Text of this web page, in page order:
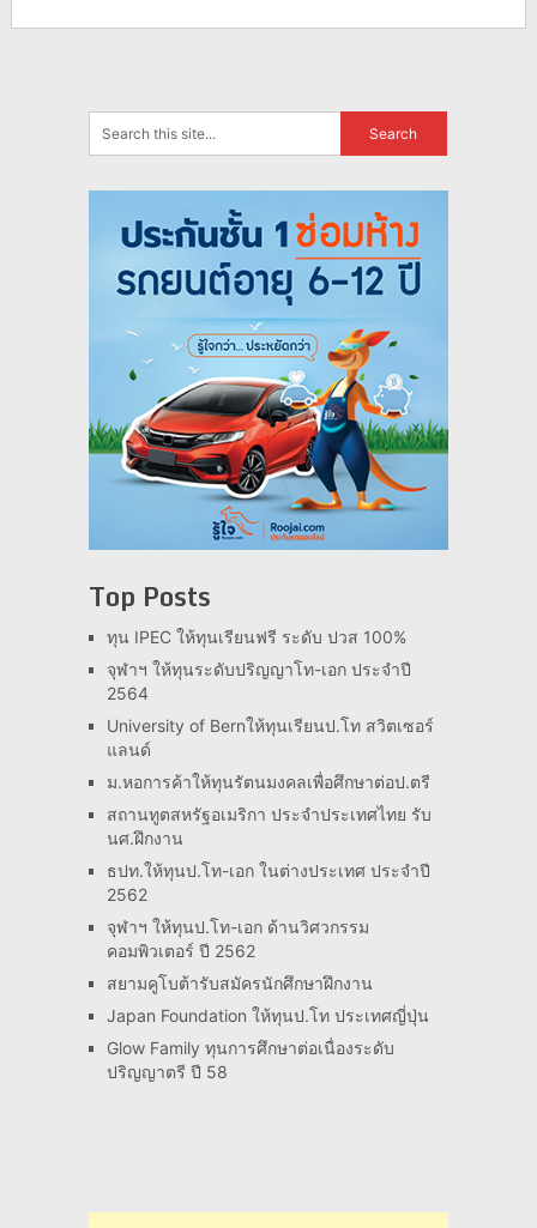
Top Posts
ทุน IPEC ให้ทุนเรียนฟรี ระดับ ปวส 100%
จุฬาฯ ให้ทุนระดับปริญญาโท-เอก ประจำปี
2564
University of Bernให้ทุนเรียนป.โท สวิตเซอร์
แลนด์
ม.หอการค้าให้ทุนรัตนมงคลเพื่อศึกษาต่อป.ตรี
สถานทูตสหรัฐอเมริกา ประจำประเทศไทย รับ
นศ.ฝึกงาน
ธปท.ให้ทุนป.โท-เอก ในต่างประเทศ ประจำปี
2562
จุฬาฯ ให้ทุนป.โท-เอก ด้านวิศวกรรม
คอมพิวเตอร์ ปี 2562
สยามคูโบต้ารับสมัครนักศึกษาฝึกงาน
Japan Foundation ให้ทุนป.โท ประเทศญี่ปุ่น
Glow Family ทุนการศึกษาต่อเนื่องระดับ
ปริญญาตรี ปี 58